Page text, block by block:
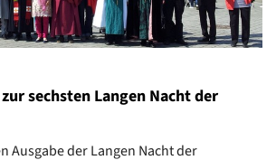
sechsten Langen Nacht der
Ausgabe der Langen Nacht der